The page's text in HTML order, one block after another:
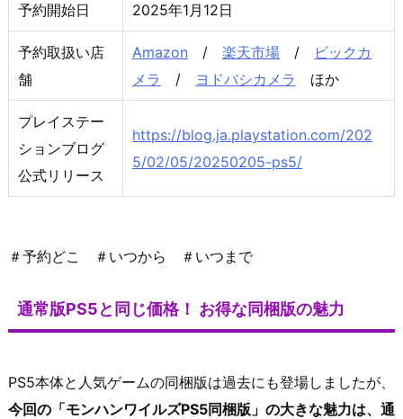
予約開始日 2025年1月12日
予約取扱い店
舗
Amazon / 楽天市場 /
ビックカ
メラ / ヨドバシカメラ ほか
プレイステー
ションブログ
公式リリース
https://blog.ja.playstation.com/202
5/02/05/20250205-ps5/
＃予約どこ ＃いつから ＃いつまで
通常版PS5と同じ価格！ お得な同梱版の魅力
PS5本体と人気ゲームの同梱版は過去にも登場しましたが、
今回の「モンハンワイルズPS5同梱版」の大きな魅力は、通